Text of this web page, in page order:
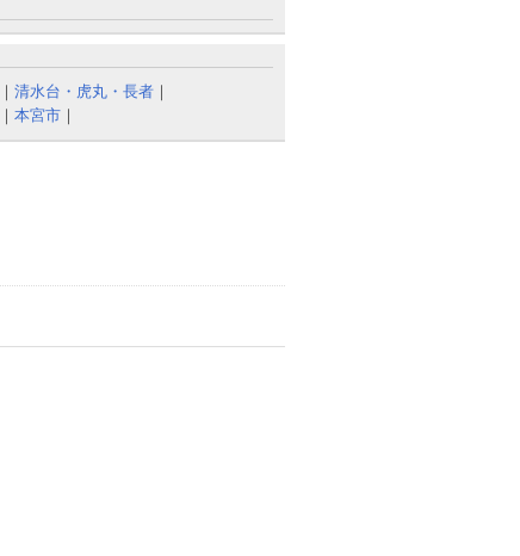
｜ 清水台・虎丸・長者 ｜
｜ 本宮市 ｜